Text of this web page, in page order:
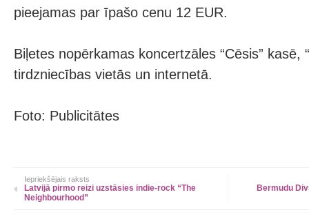
pieejamas par īpašo cenu 12 EUR.
Biļetes nopērkamas koncertzāles “Cēsis” kasē,
tirdzniecības vietās un internetā.
Foto: Publicitātes
Iepriekšējais raksts
Latvijā pirmo reizi uzstāsies indie-rock “The
Neighbourhood”
Bermudu